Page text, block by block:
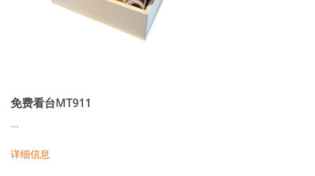
免费看台MT911
...
详细信息